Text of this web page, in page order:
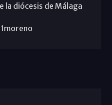
la diócesis de Málaga